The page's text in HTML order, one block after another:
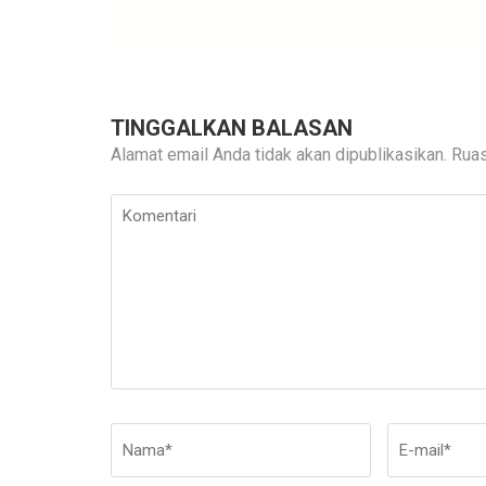
TINGGALKAN BALASAN
Alamat email Anda tidak akan dipublikasikan.
Komentari
mail*